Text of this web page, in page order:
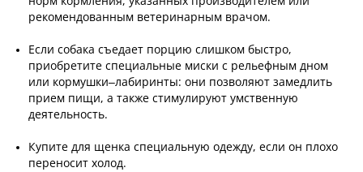
рекомендованным ветеринарным врачом.
Если собака съедает порцию слишком быстро,
приобретите специальные миски с рельефным дном
или кормушки–лабиринты: они позволяют замедлить
прием пищи, а также стимулируют умственную
деятельность.
Купите для щенка специальную одежду, если он плохо
переносит холод.